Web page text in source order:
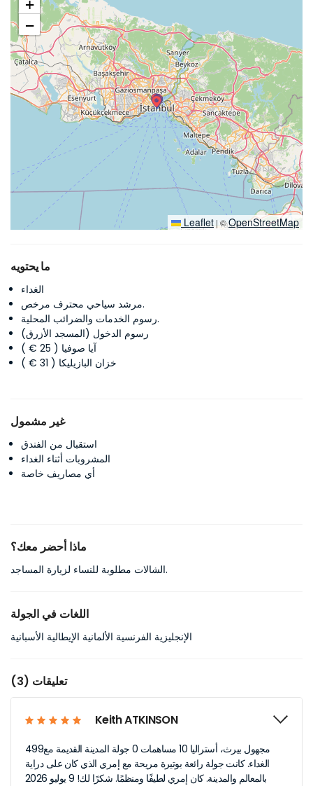
+
−
Leaflet | ©OpenStreetMap
ما يحتويه
الغداء
مرشد سياحي محترف مرخص.
رسوم الخدمات والضرائب المحلية.
رسوم الدخول (المسجد الأزرق)
آيا صوفيا ( 25 € )
خزان البازيليكا ( 31 € )
غير مشمول
استقبال من الفندق
المشروبات أثناء الغداء
أي مصاريف خاصة
ماذا أحضر معك؟
الشالات مطلوبة للنساء لزيارة المساجد.
اللغات في الجولة
الإنجليزية الفرنسية الألمانية الإيطالية الأسبانية
تعليقات (3)
Keith ATKINSON
499مجهول بيرث، أستراليا 10 مساهمات 0 جولة المدينة القديمة مع
الغداء. كانت جولة رائعة بوتيرة مريحة مع إمري الذي كان على دراية
بالمعالم والمدينة. كان إمري لطيفًا ومنظمًا. شكرًا لك! 9 يوليو 2026